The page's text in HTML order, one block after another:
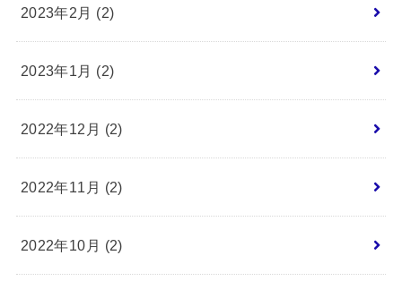
2023年2月 (2)
2023年1月 (2)
2022年12月 (2)
2022年11月 (2)
2022年10月 (2)